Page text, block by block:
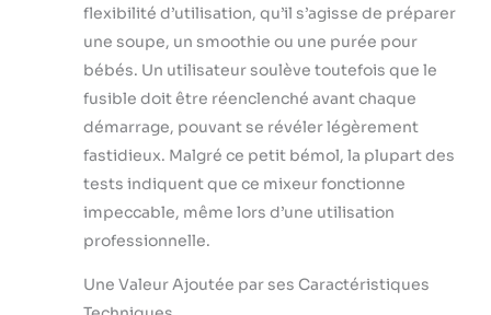
ingrédients. Facile
à Démonter & à
Nettoyer : La
conception
amovible permet
une rotation facile
pour assembler ou
poignée, le pied
de mixage et
lame du mixeur
flexibilité d’utilisation, qu’il s’agisse de préparer
une soupe, un smoothie ou une purée pour
bébés. Un utilisateur soulève toutefois que le
fusible doit être réenclenché avant chaque
démarrage, pouvant se révéler légèrement
fastidieux. Malgré ce petit bémol, la plupart des
tests indiquent que ce mixeur fonctionne
impeccable, même lors d’une utilisation
professionnelle.
Une Valeur Ajoutée par ses Caractéristiques